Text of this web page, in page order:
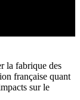
la fabrique des
française quant
sur le